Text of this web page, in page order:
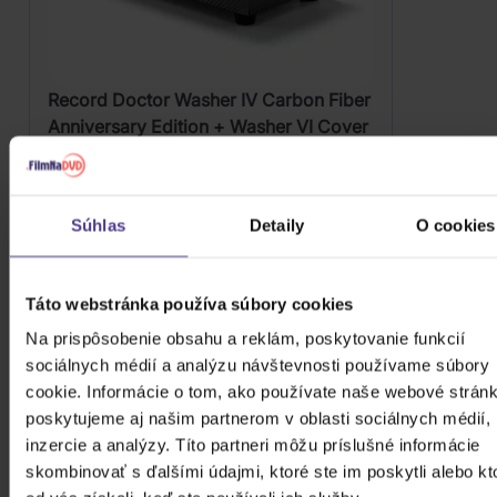
Súhlas Detaily O cookies
Táto webstránka používa súbory cookies
Na prispôsobenie obsahu a reklám, poskytovanie funkcií
sociálnych médií a analýzu návštevnosti používame súbory
cookie. Informácie o tom, ako používate naše webové
poskytujeme aj našim partnerom v oblasti sociálnych médií,
inzercie a analýzy. Títo partneri môžu príslušné informácie
skombinovať s ďalšími údajmi, ktoré ste im poskytli alebo
Record Doctor Washer IV Carbon Fiber
Anniversary Edition + Washer VI Cover
Skladom u dodávateľa